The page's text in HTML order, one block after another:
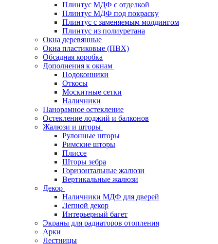
Плинтус МДФ с отделкой
Плинтус МДФ под покраску
Плинтус с заменяемым молдингом
Плинтус из полиуретана
Окна деревянные
Окна пластиковые (ПВХ)
Обсадная коробка
Дополнения к окнам
Подоконники
Откосы
Москитные сетки
Наличники
Панорамное остекление
Остекление лоджий и балконов
Жалюзи и шторы
Рулонные шторы
Римские шторы
Плиссе
Шторы зебра
Горизонтальные жалюзи
Вертикальные жалюзи
Декор
Наличники МДФ для дверей
Лепной декор
Интерьерный багет
Экраны для радиаторов отопления
Арки
Лестницы